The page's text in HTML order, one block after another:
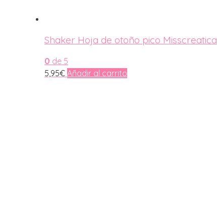
Shaker Hoja de otoño pico Misscreatica
0 de 5
5,95€ Añadir al carrito